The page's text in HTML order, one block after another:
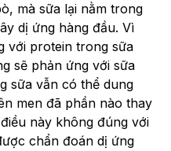
mà sữa lại nằm trong
dị ứng hàng đầu. Vì
với protein trong sữa
sẽ phản ứng với sữa
sữa vẫn có thể dung
men đã phần nào thay
này không đúng với
chẩn đoán dị ứng